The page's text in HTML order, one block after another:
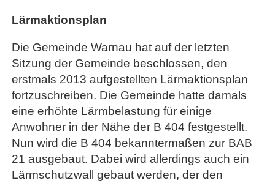
Lärmaktionsplan
Die Gemeinde Warnau hat auf der letzten
Sitzung der Gemeinde beschlossen, den
erstmals 2013 aufgestellten Lärmaktionsplan
fortzuschreiben. Die Gemeinde hatte damals
eine erhöhte Lärmbelastung für einige
Anwohner in der Nähe der B 404 festgestellt.
Nun wird die B 404 bekanntermaßen zur BAB
21 ausgebaut. Dabei wird allerdings auch ein
Lärmschutzwall gebaut werden, der den